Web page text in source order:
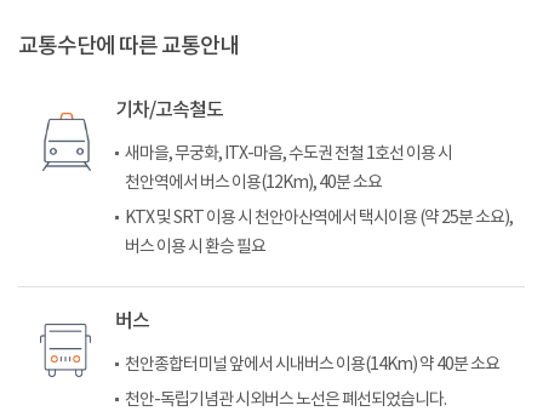
교통수단에 따른 교통안내
기차/고속철도
새마을, 무궁화, ITX-마음, 수도권 전철 1호선 이용 시
천안역에서 버스 이용(12Km), 40분 소요
KTX 및 SRT 이용 시 천안아산역에서 택시이용 (약 25분 소요),
버스 이용 시 환승 필요
버스
천안종합터미널 앞에서 시내버스 이용(14Km) 약 40분 소요
천안-독립기념관 시외버스 노선은 폐선되었습니다.